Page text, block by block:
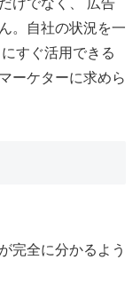
けでなく、 広告
。自社の状況を一
すぐ活用できる
ーケターに求めら
完全に分かるよう